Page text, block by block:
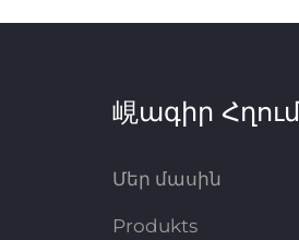
峴ագիր Հղում
Մեր մասին
Produkts